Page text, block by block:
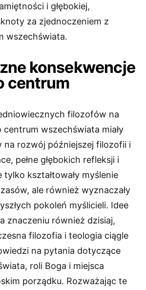
i głębokiej,
za zjednoczeniem z
wszechświata.
konsekwencje
centrum
filozofów na
wszechświata miały
na rozwój późniejszej filozofii i
pełne głębokich refleksji i
tylko kształtowały myślenie
ale również wyznaczały
pokoleń myślicieli. Idee
znaczeniu również dzisiaj,
filozofia i teologia ciągle
na pytania dotyczące
roli Boga i miejsca
porządku. Rozważając te